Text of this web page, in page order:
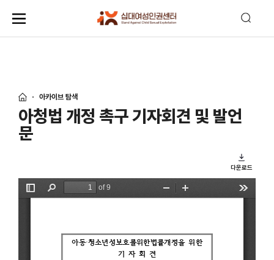
아카이브 탐색
아청법 개정 촉구 기자회견 및 발언
문
다운로드